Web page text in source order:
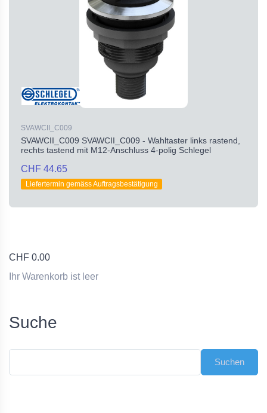
SVAWCII_C009
SVAWCII_C009 SVAWCII_C009 - Wahltaster links rastend,
rechts tastend mit M12-Anschluss 4-polig Schlegel
CHF 44.65
Liefertermin gemäss Auftragsbestätigung
CHF 0.00
Ihr Warenkorb ist leer
Suche